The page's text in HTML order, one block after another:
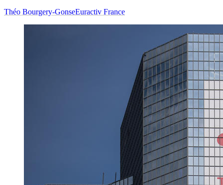
Théo Bourgery-GonseEuractiv France